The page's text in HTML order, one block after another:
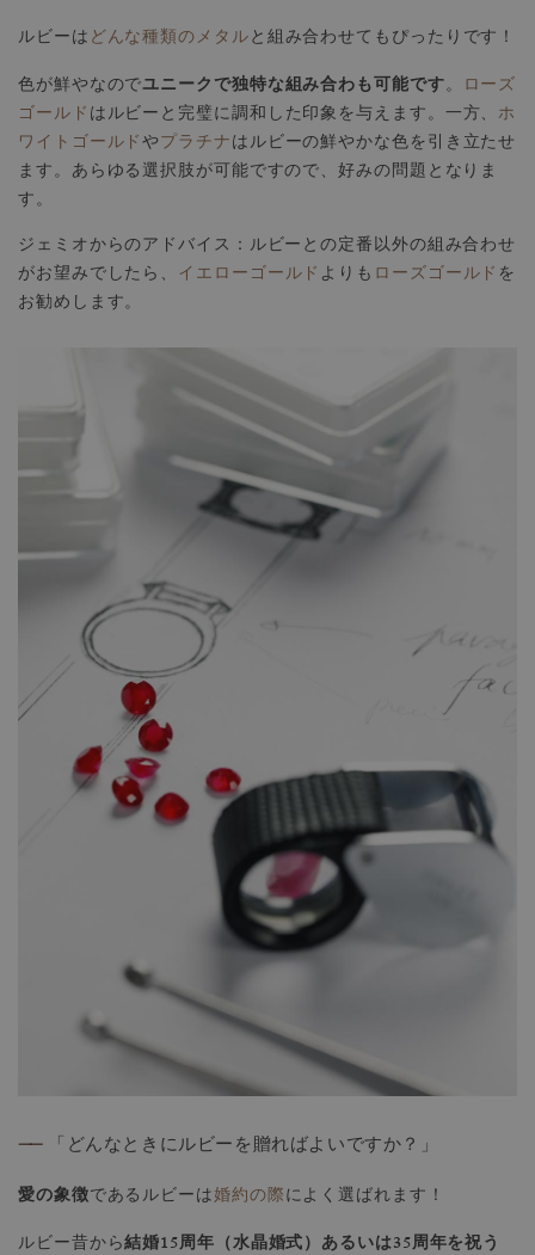
ルビーは どんな種類のメタル と組み合わせてもぴったりです！
色が鮮やなのでユニークで独特な組み合わも可能です。
ローズ
ゴールド はルビーと完璧に調和した印象を与えます。一方、 ホ
ワイトゴールドや プラチナ はルビーの鮮やかな色を引き立たせ
ます。あらゆる選択肢が可能ですので、好みの問題となりま
す。
ジェミオからのアドバイス：ルビーとの定番以外の組み合わせ
がお望みでしたら、 イエローゴールド よりも ローズゴールド を
お勧めします。
—— 「どんなときにルビーを贈ればよいですか？」
愛の象徴であるルビーは婚約の際 によく選ばれます！
ルビー昔から結婚15周年（水晶婚式）あるいは35周年を祝う